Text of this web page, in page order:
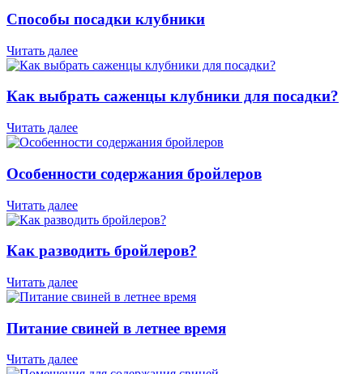
Способы посадки клубники
Читать далее
Как выбрать саженцы клубники для посадки?
Читать далее
Особенности содержания бройлеров
Читать далее
Как разводить бройлеров?
Читать далее
Питание свиней в летнее время
Читать далее